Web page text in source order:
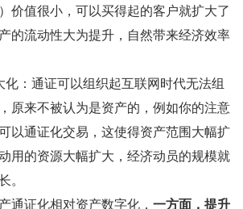
价值很小，可以买得起的客户就扩大了
的流动性大为提升，自然带来经济效率
：通证可以组织起互联网时代无法组
原来不被认为是资产的，例如你的注意
以通证化交易，这使得资产范围大幅扩
用的资源大幅扩大，经济动员的规模就
。
通证化相对资产数字化， 一方面，提升